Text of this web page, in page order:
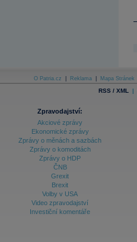
O Patria.cz Reklama Mapa Stránek
RSS / XML |
Zpravodajství:
Akciové zprávy
Ekonomické zprávy
Zprávy o měnách a sazbách
Zprávy o komoditách
Zprávy o HDP
ČNB
Grexit
Brexit
Volby v USA
Video zpravodajství
Investiční komentáře